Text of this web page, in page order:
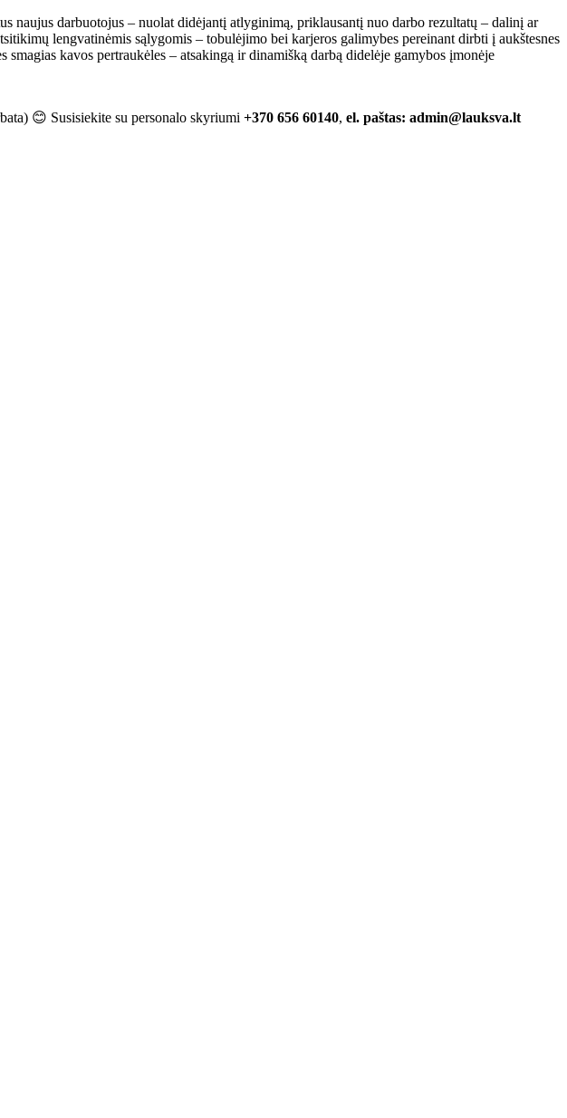
naujus darbuotojus – nuolat didėjantį atlyginimą, priklausantį nuo darbo rezultatų – dalinį ar
lengvatinėmis sąlygomis – tobulėjimo bei karjeros galimybes pereinant dirbti į aukštesnes
kavos pertraukėles – atsakingą ir dinamišką darbą didelėje gamybos įmonėje
😊 Susisiekite su personalo skyriumi +370 656 60140, el. paštas: admin@lauksva.lt